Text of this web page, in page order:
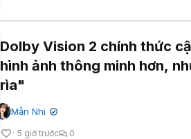
Dolby Vision 2 chính thức
hình ảnh thông minh hơn,
rìa"
Mẫn Nhi ✔
5 giờ trước 0